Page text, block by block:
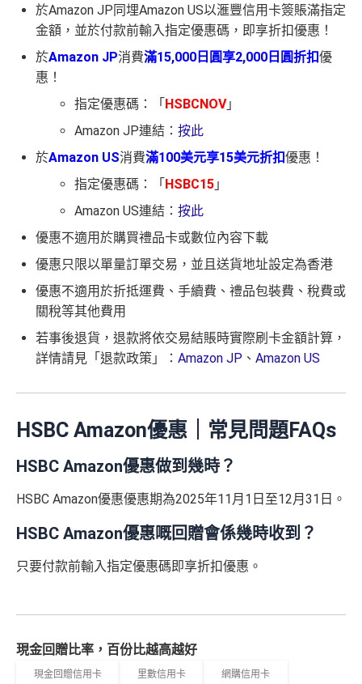
於Amazon JP同埋Amazon US以滙豐信用卡簽賬滿指定
金額，並於付款前輸入指定優惠碼，即享折扣優惠！
於Amazon JP消費滿15,000日圓享2,000日圓折扣優
惠！
指定優惠碼：「 HSBCNOV」
Amazon JP連結： 按此
於Amazon US消費滿100美元享15美元折扣優惠！
指定優惠碼：「 HSBC15 」
Amazon US連結： 按此
優惠不適用於購買禮品卡或數位內容下載
優惠只限以單量訂單交易，並且送貨地址設定為香港
優惠不適用於折抵運費、手續費、禮品包裝費、稅費或
關稅等其他費用
若事後退貨，退款將依交易結賬時實際刷卡金額計算，
詳情請見「退款政策」： Amazon JP 、 Amazon US
HSBC Amazon優惠｜常見問題FAQs
HSBC Amazon優惠做到幾時？
HSBC Amazon優惠優惠期為2025年11月1日至12月31日。
HSBC Amazon優惠嘅回贈會係幾時收到？
只要付款前輸入指定優惠碼即享折扣優惠。
現金回贈比率，百份比越高越好
現金回贈信用卡 里數信用卡 網購信用卡